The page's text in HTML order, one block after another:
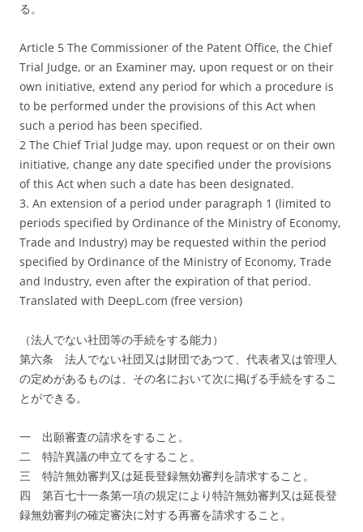
る。
Article 5 The Commissioner of the Patent Office, the Chief
Trial Judge, or an Examiner may, upon request or on their
own initiative, extend any period for which a procedure is
to be performed under the provisions of this Act when
such a period has been specified.
2 The Chief Trial Judge may, upon request or on their own
initiative, change any date specified under the provisions
of this Act when such a date has been designated.
3. An extension of a period under paragraph 1 (limited to
periods specified by Ordinance of the Ministry of Economy,
Trade and Industry) may be requested within the period
specified by Ordinance of the Ministry of Economy, Trade
and Industry, even after the expiration of that period.
Translated with DeepL.com (free version)
（法人でない社団等の手続をする能力）
第六条 法人でない社団又は財団であつて、代表者又は管理人
の定めがあるものは、その名において次に掲げる手続をするこ
とができる。
一 出願審査の請求をすること。
二 特許異議の申立てをすること。
三 特許無効審判又は延長登録無効審判を請求すること。
四 第百七十一条第一項の規定により特許無効審判又は延長登
録無効審判の確定審決に対する再審を請求すること。